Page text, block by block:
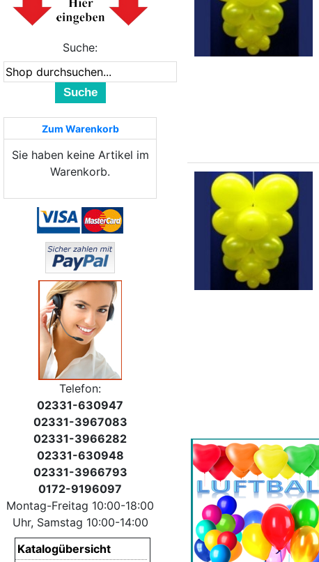
Suche:
Suche
Zum Warenkorb
Sie haben keine Artikel im
Warenkorb.
Telefon:
02331-630947
02331-3967083
02331-3966282
02331-630948
02331-3966793
0172-9196097
Montag-Freitag 10:00-18:00
Uhr, Samstag 10:00-14:00
Katalogübersicht